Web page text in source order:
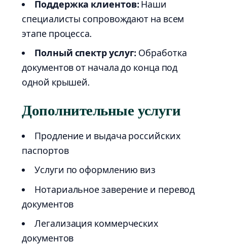
Поддержка клиентов: Наши
специалисты сопровождают на всем
этапе процесса.
Полный спектр услуг: Обработка
документов от начала до конца под
одной крышей.
Дополнительные услуги
Продление и выдача российских
паспортов
Услуги по оформлению виз
Нотариальное заверение и перевод
документов
Легализация коммерческих
документов